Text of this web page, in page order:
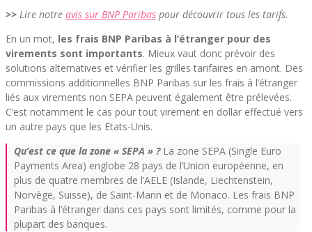
>> Lire notre avis sur BNP Paribas pour découvrir tous les tarifs.
En un mot, les frais BNP Paribas à l’étranger pour des
virements sont importants. Mieux vaut donc prévoir des
solutions alternatives et vérifier les grilles tarifaires en amont. Des
commissions additionnelles BNP Paribas sur les frais à l’étranger
liés aux virements non SEPA peuvent également être prélevées.
C’est notamment le cas pour tout virement en dollar effectué vers
un autre pays que les Etats-Unis.
Qu’est ce que la zone « SEPA » ? La zone SEPA (Single Euro
Payments Area) englobe 28 pays de l’Union européenne, en
plus de quatre membres de l’AELE (Islande, Liechtenstein,
Norvège, Suisse), de Saint-Marin et de Monaco. Les frais BNP
Paribas à l’étranger dans ces pays sont limités, comme pour la
plupart des banques.